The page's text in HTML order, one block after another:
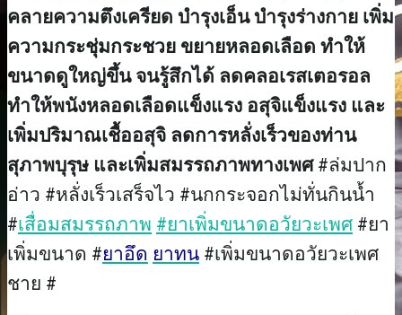
คลายความตึงเครียด บำรุงเอ็น บำรุงร่างกาย เพิ่ม
ความกระชุ่มกระชวย ขยายหลอดเลือด ทำให้
ขนาดดูใหญ่ขึ้น จนรู้สึกได้ ลดคลอเรสเตอรอล
ทำให้พนังหลอดเลือดแข็งแรง อสุจิแข็งแรง และ
เพิ่มปริมาณเชื้ออสุจิ ลดการหลั่งเร็วของท่าน
สุภาพบุรุษ และเพิ่มสมรรถภาพทางเพศ #ล่มปาก
อ่าว #หลั่งเร็วเสร็จไว #นกกระจอกไม่ทั่นกินน้ำ
#เสื่อมสมรรถภาพ #ยาเพิ่มขนาดอวัยวะเพศ #ยา
เพิ่มขนาด #ยาอึด ยาทน #เพิ่มขนาดอวัยวะเพศ
ชาย #